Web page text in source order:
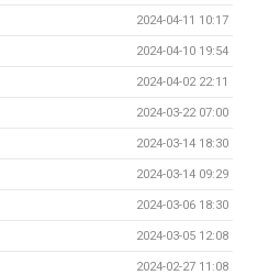
2024-04-11 10:17
2024-04-10 19:54
2024-04-02 22:11
2024-03-22 07:00
2024-03-14 18:30
2024-03-14 09:29
2024-03-06 18:30
2024-03-05 12:08
2024-02-27 11:08